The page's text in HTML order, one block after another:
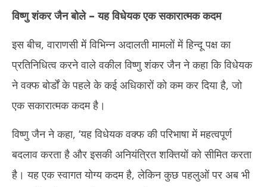
विष्णु शंकर जैन बोले – यह विधेयक एक सकारात्मक कदम
इस बीच, वाराणसी में विभिन्न अदालती मामलों में हिन्दू पक्ष का
प्रतिनिधित्व करने वाले वकील विष्णु शंकर जैन ने कहा कि विधेयक
ने वक्फ बोर्डों के पहले के कई अधिकारों को कम कर दिया है, जो
एक सकारात्मक कदम है।
विष्णु जैन ने कहा, ‘यह विधेयक वक्फ की परिभाषा में महत्वपूर्ण
बदलाव करता है और इसकी अनियंत्रित शक्तियों को सीमित करता
है। यह एक स्वागत योग्य कदम है, लेकिन कुछ पहलुओं पर अब भी